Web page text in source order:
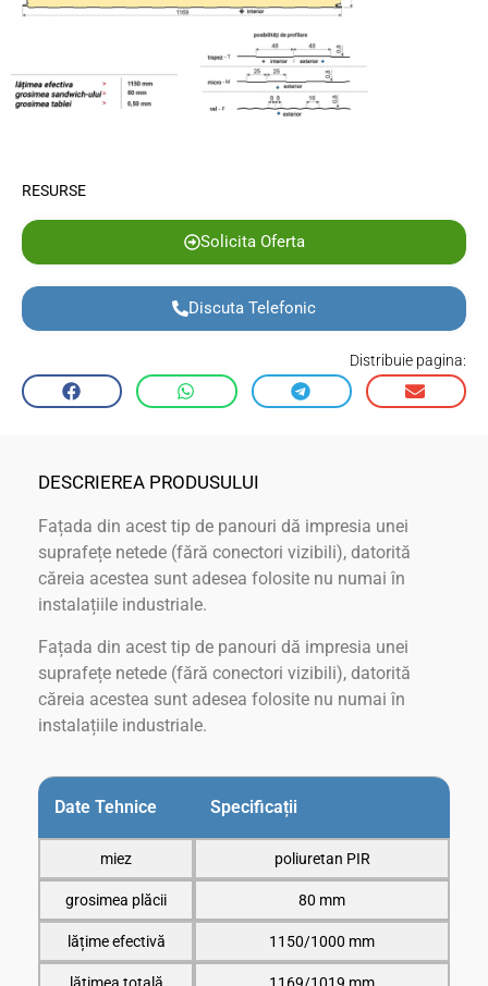
RESURSE
Solicita Oferta
Discuta Telefonic
Distribuie pagina:
DESCRIEREA PRODUSULUI
Fațada din acest tip de panouri dă impresia unei
suprafețe netede (fără conectori vizibili), datorită
căreia acestea sunt adesea folosite nu numai în
instalațiile industriale.
Fațada din acest tip de panouri dă impresia unei
suprafețe netede (fără conectori vizibili), datorită
căreia acestea sunt adesea folosite nu numai în
instalațiile industriale.
Date Tehnice Specificații
miez poliuretan PIR
grosimea plăcii 80 mm
lățime efectivă 1150/1000 mm